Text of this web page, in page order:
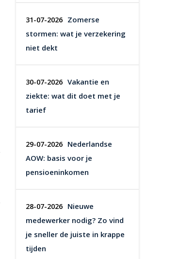
31-07-2026 Zomerse
stormen: wat je verzekering
niet dekt
30-07-2026 Vakantie en
ziekte: wat dit doet met je
tarief
29-07-2026 Nederlandse
AOW: basis voor je
pensioeninkomen
28-07-2026 Nieuwe
medewerker nodig? Zo vind
je sneller de juiste in krappe
tijden